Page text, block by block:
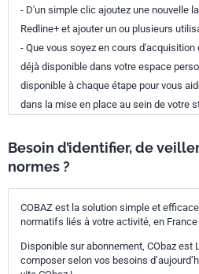
- D'un simple clic ajoutez une nouvelle
Redline+ et ajouter un ou plusieurs
- Que vous soyez en cours
déjà disponible dans votre espace
disponible à chaque étape pour vous
dans la mise en place au sein de votre
Besoin d’identifier, de
normes ?
COBAZ est la solution simple et
normatifs liés à votre activité, en France
Disponible sur abonnement, CObaz est
composer selon vos besoins